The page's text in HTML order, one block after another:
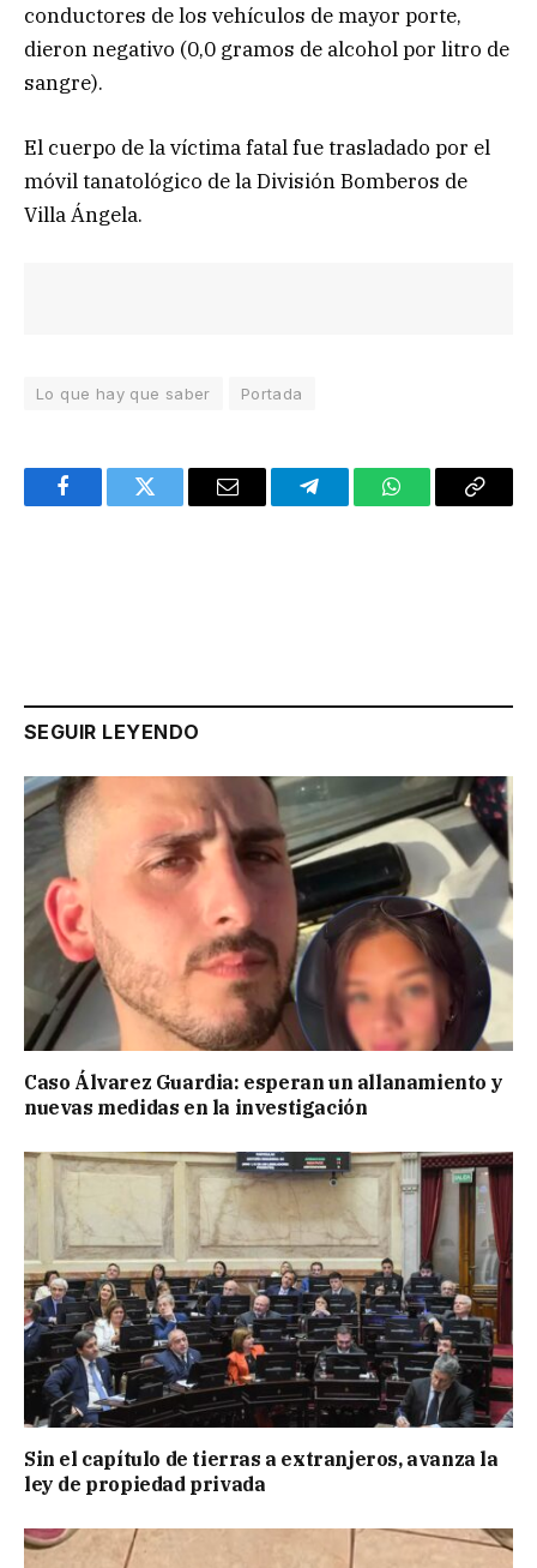
conductores de los vehículos de mayor porte,
dieron negativo (0,0 gramos de alcohol por litro de
sangre).
El cuerpo de la víctima fatal fue trasladado por el
móvil tanatológico de la División Bomberos de
Villa Ángela.
Lo que hay que saber Portada
FacebookTwitter Email TelegramWhatsAppCopy
SEGUIR LEYENDO
Caso Álvarez Guardia: esperan un allanamiento y
nuevas medidas en la investigación
Sin el capítulo de tierras a extranjeros, avanza la
ley de propiedad privada